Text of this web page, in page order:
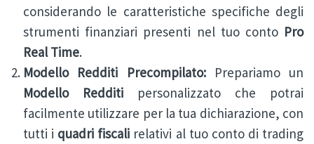
considerando le caratteristiche specifiche degli
strumenti finanziari presenti nel tuo conto Pro
Real Time.
Modello Redditi Precompilato:Prepariamo un
Modello Redditi personalizzato che potrai
facilmente utilizzare per la tua dichiarazione, con
tutti i quadri fiscali relativi al tuo conto di trading